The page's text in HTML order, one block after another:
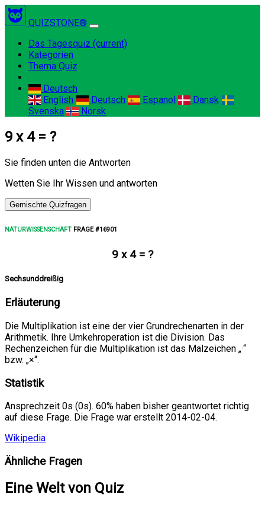
QUIZSTONE®
Das Tagesquiz (current)
Kategorien
Thema Quiz
Deutsch
English
Deutsch Espanol
Dansk
Svenska
Norsk
9 x 4 = ?
Sie finden unten die Antworten
Wetten Sie Ihr Wissen und antworten
Gemischte Quizfragen
NATURWISSENSCHAFT FRAGE #16901
9 x 4 = ?
Sechsunddreißig
Erläuterung
Die Multiplikation ist eine der vier Grundrechenarten in der
Arithmetik. Ihre Umkehroperation ist die Division. Das
Rechenzeichen für die Multiplikation ist das Malzeichen „·“
bzw. „×“.
Statistik
Ansprechzeit 0s (0s). 60% haben bisher geantwortet richtig
auf diese Frage. Die Frage war erstellt 2014-02-04.
Wikipedia
Ähnliche Fragen
Eine Welt von Quiz